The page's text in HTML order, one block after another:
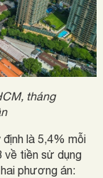
tháng
là 5,4% mỗi
về tiền sử dụng
phương án: